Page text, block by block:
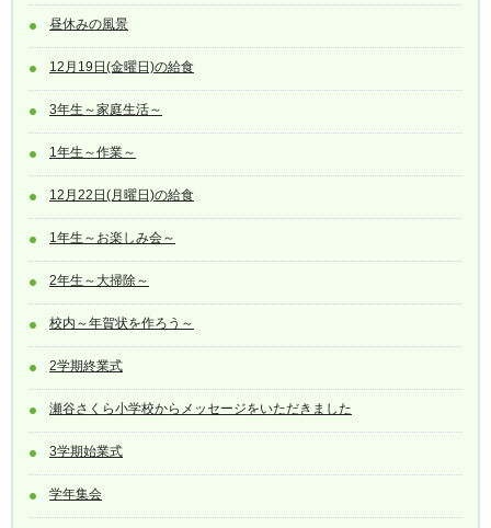
昼休みの風景
12月19日(金曜日)の給食
3年生～家庭生活～
1年生～作業～
12月22日(月曜日)の給食
1年生～お楽しみ会～
2年生～大掃除～
校内～年賀状を作ろう～
2学期終業式
瀬谷さくら小学校からメッセージをいただきました
3学期始業式
学年集会